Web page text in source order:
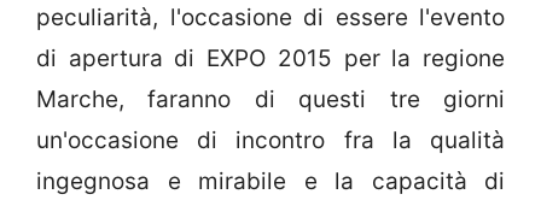
peculiarità, l'occasione di essere l'evento
di apertura di EXPO 2015 per la regione
Marche, faranno di questi tre giorni
un'occasione di incontro fra la qualità
ingegnosa e mirabile e la capacità di